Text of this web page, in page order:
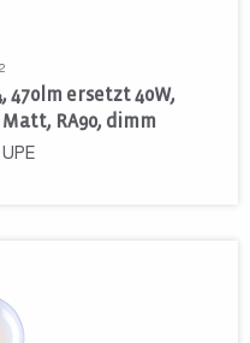
470lm ersetzt 40W,
RA90, dimm
UPE